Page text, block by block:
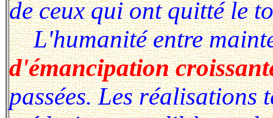
de ceux qui ont quitté le
L'humanité entre
d'émancipation
passées. Les réalisations